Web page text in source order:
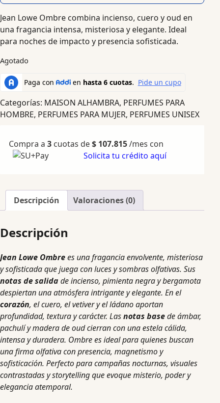
Jean Lowe Ombre combina incienso, cuero y oud en
una fragancia intensa, misteriosa y elegante. Ideal
para noches de impacto y presencia sofisticada.
Agotado
Categorías: MAISON ALHAMBRA, PERFUMES PARA
HOMBRE, PERFUMES PARA MUJER, PERFUMES UNISEX
Compra a 3 cuotas de$ 107.815/mes con
Solicita tu crédito aquí
Descripción Valoraciones (0)
Descripción
Jean Lowe Ombrees una fragancia envolvente, misteriosa
y sofisticada que juega con luces y sombras olfativas. Sus
notas de salidade incienso, pimienta negra y bergamota
despiertan una atmósfera intrigante y elegante. En el
corazón, el cuero, el vetiver y el ládano aportan
profundidad, textura y carácter. Lasnotas basede ámbar,
pachulí y madera de oud cierran con una estela cálida,
intensa y duradera. Ombre es ideal para quienes buscan
una firma olfativa con presencia, magnetismo y
sofisticación. Perfecto para campañas nocturnas, visuales
contrastadas y storytelling que evoque misterio, poder y
elegancia atemporal.